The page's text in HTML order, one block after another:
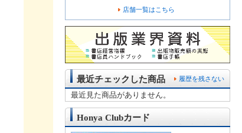
店舗一覧はこちら
履歴を残さない
最近チェックした商品
最近見た商品がありません。
Honya Clubカード